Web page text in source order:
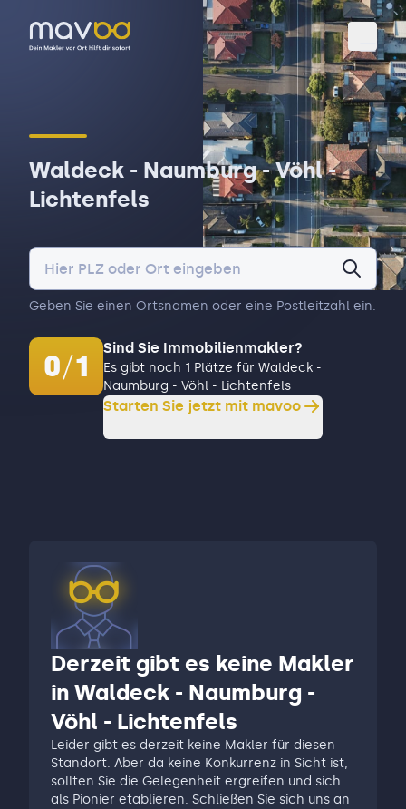
Waldeck - Naumburg - Vöhl -
Lichtenfels
Geben Sie einen Ortsnamen oder eine Postleitzahl ein.
0/1
Sind Sie Immobilienmakler?
Es gibt noch 1 Plätze für Waldeck -
Naumburg - Vöhl - Lichtenfels
Starten Sie jetzt mit mavoo
Derzeit gibt es keine Makler
in Waldeck - Naumburg -
Vöhl - Lichtenfels
Leider gibt es derzeit keine Makler für diesen
Standort. Aber da keine Konkurrenz in Sicht ist,
sollten Sie die Gelegenheit ergreifen und sich
als Pionier etablieren. Schließen Sie sich uns an